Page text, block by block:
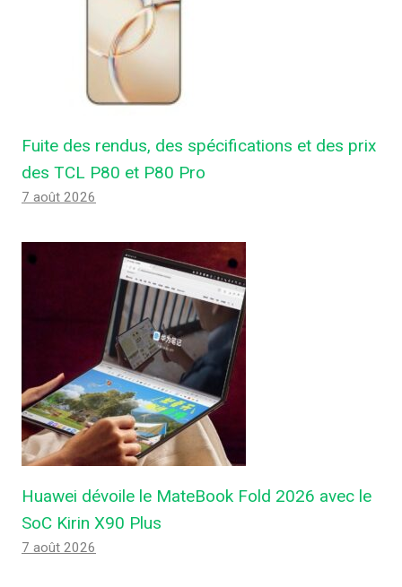
Fuite des rendus, des spécifications et des prix
des TCL P80 et P80 Pro
7 août 2026
Huawei dévoile le MateBook Fold 2026 avec le
SoC Kirin X90 Plus
7 août 2026